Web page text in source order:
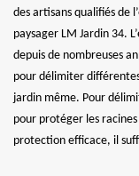
des artisans qualifiés de
paysager LM Jardin 34.
depuis de nombreuses
pour délimiter
jardin même. Pour
pour protéger les
protection efficace, il